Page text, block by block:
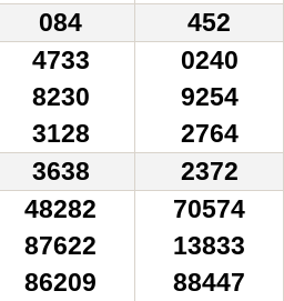
084 452
4733
8230
3128
0240
9254
2764
3638 2372
48282
87622
86209
70574
13833
88447